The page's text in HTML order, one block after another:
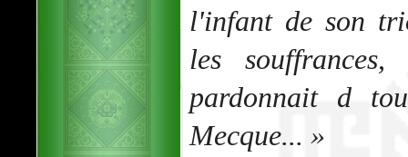
l'infant de son
les
pardonnait d
Mecque... »